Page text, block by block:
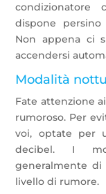
condizionatore
dispone
Non appena ci
accendersi
Modalità
Fate attenzione
rumoroso. Per
voi, optate per
decibel. I
generalmente
livello di rumore.